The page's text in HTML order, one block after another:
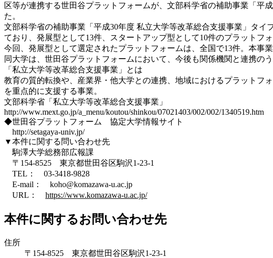
区等が連携する世田谷プラットフォームが、文部科学省の補助事業「平
た。
文部科学省の補助事業「平成30年度 私立大学等改革総合支援事業」タ
ており、発展型として13件、スタートアップ型として10件のプラットフ
今回、発展型として選定されたプラットフォームは、全国で13件。本事
同大学は、世田谷プラットフォームにおいて、今後も関係機関と連携の
「私立大学等改革総合支援事業」とは
教育の質的転換や、産業界・他大学との連携、地域におけるプラットフ
を重点的に支援する事業。
文部科学省「私立大学等改革総合支援事業」
http://www.mext.go.jp/a_menu/koutou/shinkou/07021403/002/002/1340519.htm
◆世田谷プラットフォーム 協定大学情報サイト
http://setagaya-univ.jp/
▼本件に関する問い合わせ先
駒澤大学総務部広報課
〒154-8525 東京都世田谷区駒沢1-23-1
TEL： 03-3418-9828
E-mail： koho@komazawa-u.ac.jp
URL： https://www.komazawa-u.ac.jp/
本件に関するお問い合わせ先
住所
〒154-8525 東京都世田谷区駒沢1-23-1